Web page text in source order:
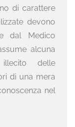
di carattere
devono
dal Medico
alcuna
delle
di una mera
nel